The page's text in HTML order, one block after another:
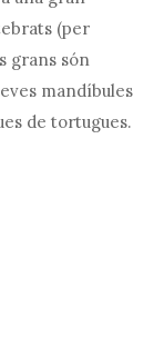
(per
grans són
mandíbules
de tortugues.